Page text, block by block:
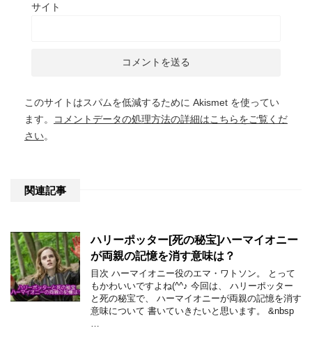
サイト
このサイトはスパムを低減するために Akismet を使ってい
ます。
コメントデータの処理方法の詳細はこちらをご覧くだ
さい。
関連記事
ハリーポッター[死の秘宝]ハーマイオニー
が両親の記憶を消す意味は？
目次 ハーマイオニー役のエマ・ワトソン。 とって
もかわいいですよね(^^♪ 今回は、 ハリーポッター
と死の秘宝で、 ハーマイオニーが両親の記憶を消す
意味について 書いていきたいと思います。 &nbsp